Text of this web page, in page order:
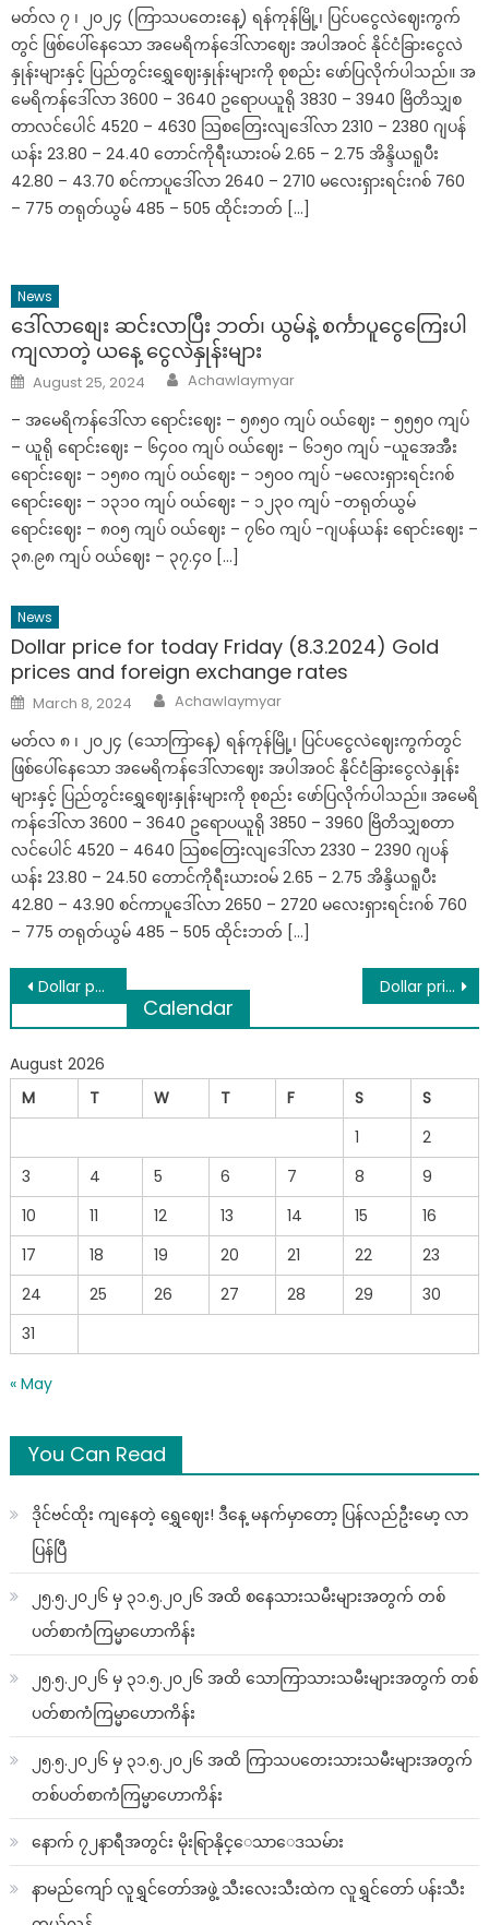
မတ်လ ၇ ၊ ၂၀၂၄ (ကြာသပတေးနေ့) ရန်ကုန်မြို့၊ ပြင်ပငွေလဲဈေးကွက်
တွင် ဖြစ်ပေါ်နေသော အမေရိကန်ဒေါ်လာဈေး အပါအဝင် နိုင်ငံခြားငွေလဲ
နှုန်းများနှင့် ပြည်တွင်းရွှေဈေးနှုန်းများကို စုစည်း ဖော်ပြလိုက်ပါသည်။ အ
မေရိကန်ဒေါ်လာ 3600 – 3640 ဥရောပယူရို 3830 – 3940 ဗြိတိသျှစ
တာလင်ပေါင် 4520 – 4630 သြစတြေးလျဒေါ်လာ 2310 – 2380 ဂျပန်
ယန်း 23.80 – 24.40 တောင်ကိုရီးယားဝမ် 2.65 – 2.75 အိန္ဒိယရူပီး
42.80 – 43.70 စင်ကာပူဒေါ်လာ 2640 – 2710 မလေးရှားရင်းဂစ် 760
– 775 တရုတ်ယွမ် 485 – 505 ထိုင်းဘတ် […]
News
ဒေါ်လာစျေး ဆင်းလာပြီး ဘတ်၊ ယွမ်နဲ့ စင်္ကာပူငွေကြေးပါ
ကျလာတဲ့ ယနေ့ ငွေလဲနှုန်းများ
Posted
on
August 25, 2024 Author
Achawlaymyar
– အမေရိကန်ဒေါ်လာ‌ ရောင်းဈေး – ၅၈၅၀ ကျပ် ဝယ်ဈေး – ၅၅၅၀ ကျပ်
– ယူရို ရောင်းဈေး – ၆၄၀၀ ကျပ် ဝယ်ဈေး – ၆၁၅၀ ကျပ် -ယူအေအီး
ရောင်းဈေး – ၁၅၈၀ ကျပ် ဝယ်ဈေး – ၁၅၀၀ ကျပ် -မလေးရှားရင်းဂစ်
ရောင်းဈေး – ၁၃၁၀ ကျပ် ဝယ်ဈေး – ၁၂၃၀ ကျပ် -တရုတ်ယွမ်
ရောင်းဈေး – ၈၀၅ ကျပ် ဝယ်ဈေး – ၇၆၀ ကျပ် -ဂျပန်ယန်း ရောင်းဈေး –
၃၈.၉၈ ကျပ် ဝယ်ဈေး – ၃၇.၄၀ […]
News
Dollar price for today Friday (8.3.2024) Gold
prices and foreign exchange rates
Posted
on
March 8, 2024 Author
Achawlaymyar
မတ်လ ၈ ၊ ၂၀၂၄ (သောကြာနေ့) ရန်ကုန်မြို့၊ ပြင်ပငွေလဲဈေးကွက်တွင်
ဖြစ်ပေါ်နေသော အမေရိကန်ဒေါ်လာဈေး အပါအဝင် နိုင်ငံခြားငွေလဲနှုန်း
များနှင့် ပြည်တွင်းရွှေဈေးနှုန်းများကို စုစည်း ဖော်ပြလိုက်ပါသည်။ အမေရိ
ကန်ဒေါ်လာ 3600 – 3640 ဥရောပယူရို 3850 – 3960 ဗြိတိသျှစတာ
လင်ပေါင် 4520 – 4640 သြစတြေးလျဒေါ်လာ 2330 – 2390 ဂျပန်
ယန်း 23.80 – 24.50 တောင်ကိုရီးယားဝမ် 2.65 – 2.75 အိန္ဒိယရူပီး
42.80 – 43.90 စင်ကာပူဒေါ်လာ 2650 – 2720 မလေးရှားရင်းဂစ် 760
– 775 တရုတ်ယွမ် 485 – 505 ထိုင်းဘတ် […]
Post
navigation
Dollar price for today Friday (21.6.2024) Gold prices and foreign exchange rates Dollar price for today Monday (24.6.2024) Gold prices and foreign exchange rates
Calendar
August 2026
M
T W T F S
S
1
2
3
4 5 6 7 8
9
10
11 12 13 14 15
16
17
18 19 20 21 22
23
24
25 26 27 28 29
30
31
« May
You Can Read
ဒိုင်ဗင်ထိုး ကျနေတဲ့ ရွှေဈေး! ဒီနေ့ မနက်မှာတော့ ပြန်လည်ဦးမော့ လာ
ပြန်ပြီ
၂၅.၅.၂၀၂၆ မှ ၃၁.၅.၂၀၂၆ အထိ စနေသားသမီးများအတွက် တစ်
ပတ်စာကံကြမ္မာဟောကိန်း
၂၅.၅.၂၀၂၆ မှ ၃၁.၅.၂၀၂၆ အထိ သောကြာသားသမီးများအတွက် တစ်
ပတ်စာကံကြမ္မာဟောကိန်း
၂၅.၅.၂၀၂၆ မှ ၃၁.၅.၂၀၂၆ အထိ ကြာသပတေးသားသမီးများအတွက်
တစ်ပတ်စာကံကြမ္မာဟောကိန်း
နောက် ၇၂နာရီအတွင်း မိုးရြာနိုင္ေသာေဒသမ်ား
နာမည်ကျော် လူရွှင်တော်အဖွဲ့ သီးလေးသီးထဲက လူရွှင်တော် ပန်းသီး